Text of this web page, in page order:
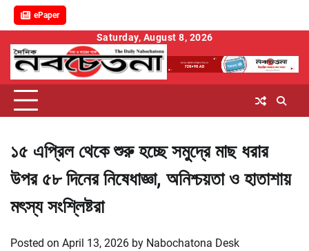
ePaper
content
Saturday, August 8, 2026
১৫ এপ্রিল থেকে শুরু হচ্ছে সমুদ্রে মাছ ধরার
উপর ৫৮ দিনের নিষেধাজ্ঞা, অনিশ্চয়তা ও হাতাশায়
মৎস্য সংশ্লিষ্টরা
Posted on April 13, 2026 by Nabochatona Desk